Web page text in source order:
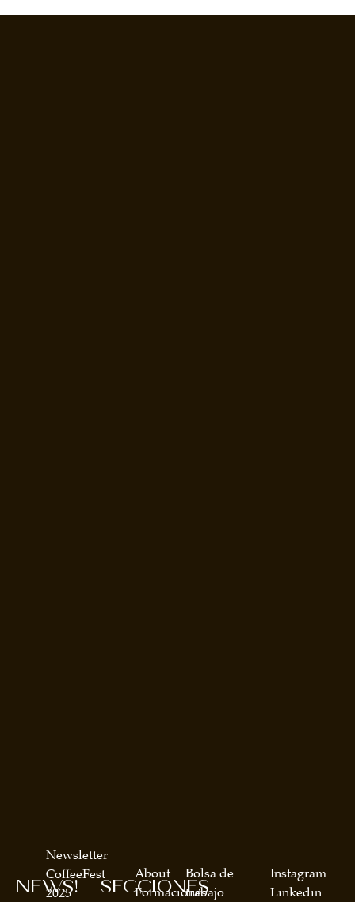
SECCIONES
About
Formaciones
Bolsa de
trabajo
NEWS!
Newsletter
CoffeeFest
2025
Instagram
Linkedin